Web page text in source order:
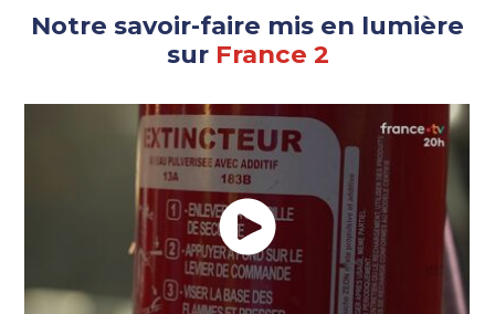
Notre savoir-faire mis en lumière
sur France 2